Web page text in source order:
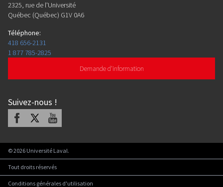
2325, rue de l'Université
Québec (Québec) G1V 0A6
Téléphone:
418 656-2131
1 877 785-2825
Demande d'information
Suivez-nous !
Facebook Youtube
©2026 Université Laval.
Tout droits réservés
Conditions générales d'utilisation